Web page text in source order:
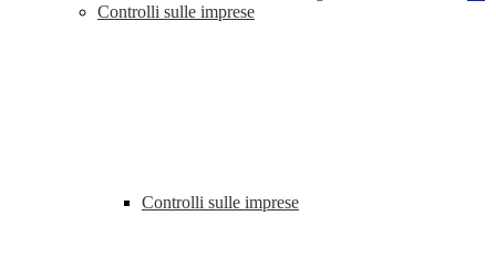
Controlli sulle imprese
Controlli sulle imprese